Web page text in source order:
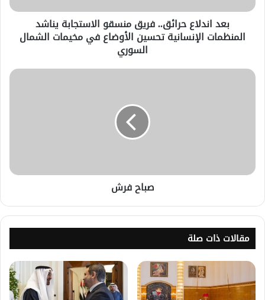
بعد اندلاع حرائق.. فريق منسقو الاستجابة يناشد
المنظمات الإنسانية تحسين الأوضاع في مخيمات الشمال
السوري
صباح فرش
مقالات ذات صلة